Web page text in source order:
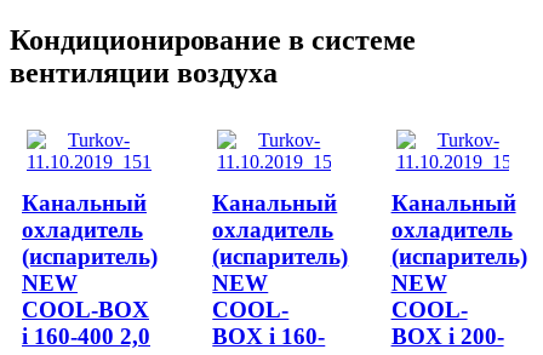
Кондиционирование в системе
вентиляции воздуха
Канальный
охладитель
(испаритель)
NEW
COOL-BOX
i 160-400 2,0
Канальный
охладитель
(испаритель)
NEW
COOL-
BOX i 160-
Канальный
охладитель
(испаритель)
NEW
COOL-
BOX i 200-